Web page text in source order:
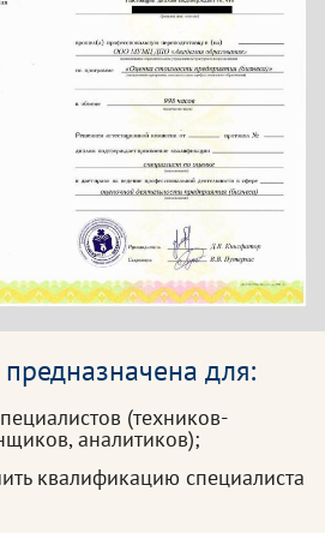
для:
(техников-
аналитиков);
квалификацию специалиста